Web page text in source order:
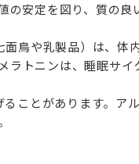
の安定を図り、質の良
鳥や乳製品）は、体
ラトニンは、睡眠サイ
ことがあります。ア